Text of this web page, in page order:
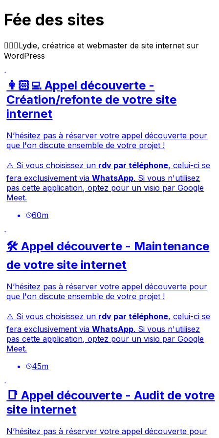
Fée des sites
🧚🏻‍♀️Lydie, créatrice et webmaster de site internet sur
WordPress
👩🏻‍💻 Appel découverte -
Création/refonte de votre site
internet
N’hésitez pas à réserver votre appel découverte pour
que l'on discute ensemble de votre projet !
⚠️ Si vous choisissez un rdv par téléphone, celui-ci se
fera exclusivement viaWhatsApp. Si vous n'utilisez
pas cette application, optez pour un visio par Google
Meet.
60m
🛠️ Appel découverte - Maintenance
de votre site internet
N’hésitez pas à réserver votre appel découverte pour
que l'on discute ensemble de votre projet !
⚠️ Si vous choisissez un rdv par téléphone, celui-ci se
fera exclusivement viaWhatsApp. Si vous n'utilisez
pas cette application, optez pour un visio par Google
Meet.
45m
📑 Appel découverte - Audit de votre
site internet
N’hésitez pas à réserver votre appel découverte pour